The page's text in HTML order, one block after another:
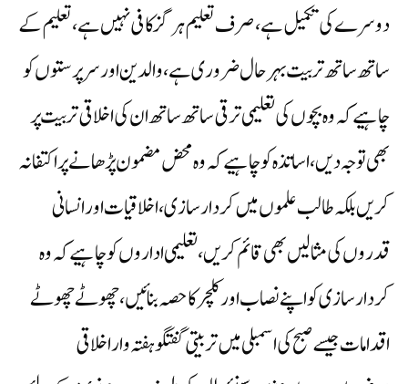
دوسرے کی تکمیل ہے،صرف تعلیم ہرگز کافی نہیں ہے،تعلیم کے
ساتھ ساتھ تربیت بہرحال ضروری ہے،والدین اور سرپرستوں کو
چاہیے کہ وہ بچوں کی تعلیمی ترقی ساتھ ساتھ ان کی اخلاقی تربیت پر
بھی توجہ دیں، اساتذہ کو چاہیے کہ وہ محض مضمون پڑھانے پر اکتفا نہ
کریں بلکہ طالب علموں میں کردار سازی،اخلاقیات اور انسانی
قدروں کی مثالیں بھی قائم کریں،تعلیمی اداروں کو چاہیے کہ وہ
کردار سازی کو اپنے نصاب اور کلچر کا حصہ بنائیں، چھوٹے چھوٹے
اقدامات جیسے صبح کی اسمبلی میں تربیتی گفتگو ہفتہ وار اخلاقی